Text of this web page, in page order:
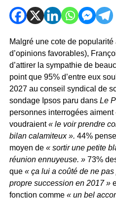
Malgré une cote de
d’opinions favorables),
d’attirer la sympathie de
point que 95% d’entre eux
2027 au conseil syndical de
sondage Ipsos paru dans Le
personnes interrogées aiment
voudraient« le voir prendre
bilan calamiteux ». 44%
moyen de« sortir une petite
réunion ennuyeuse. » 73%
que « ça lui a coûté de ne
propre succession en 2017 »
fonction comme « un bel